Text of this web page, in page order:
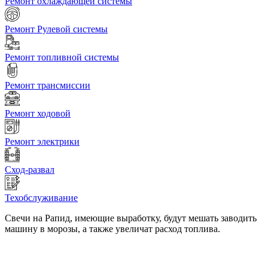
Ремонт Рулевой системы
Ремонт топливной системы
Ремонт трансмиссии
Ремонт ходовой
Ремонт электрики
Сход-развал
Техобслуживание
Свечи на Рапид, имеющие выработку, будут мешать заводить
машину в морозы, а также увеличат расход топлива.